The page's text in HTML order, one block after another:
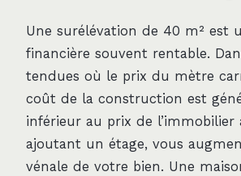
Une surélévation de 40 m² est
financière souvent rentable.
tendues où le prix du mètre
coût de la construction est
inférieur au prix de l’immobilier
ajoutant un étage, vous
vénale de votre bien. Une